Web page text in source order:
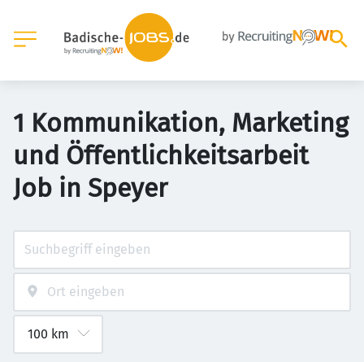
1 Kommunikation, Marketing
und Öffentlichkeitsarbeit
Job in Speyer